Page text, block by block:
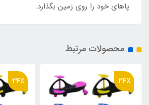
پاهای خود را روی زمین بگذارد.
محصولات مرتبط
24٪ 24٪